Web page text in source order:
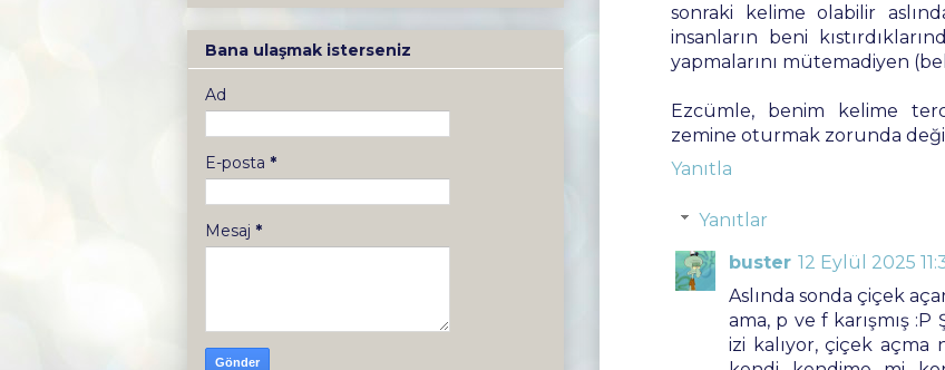
sonraki kelime olabilir
insanların beni
yapmalarını mütemadiyen
Ezcümle, benim kelime
zemine oturmak zorunda
Yanıtla
Yanıtlar
buster 12 Eylül 2025
Aslında sonda çiçek
ama, p ve f karışmış :P
izi kalıyor, çiçek açma
Bana ulaşmak isterseniz
Ad
E-posta *
Mesaj *